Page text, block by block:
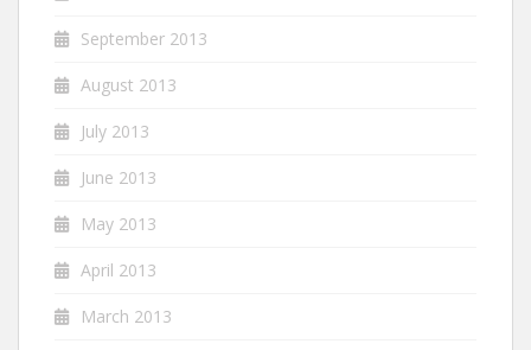
September 2013
August 2013
July 2013
June 2013
May 2013
April 2013
March 2013